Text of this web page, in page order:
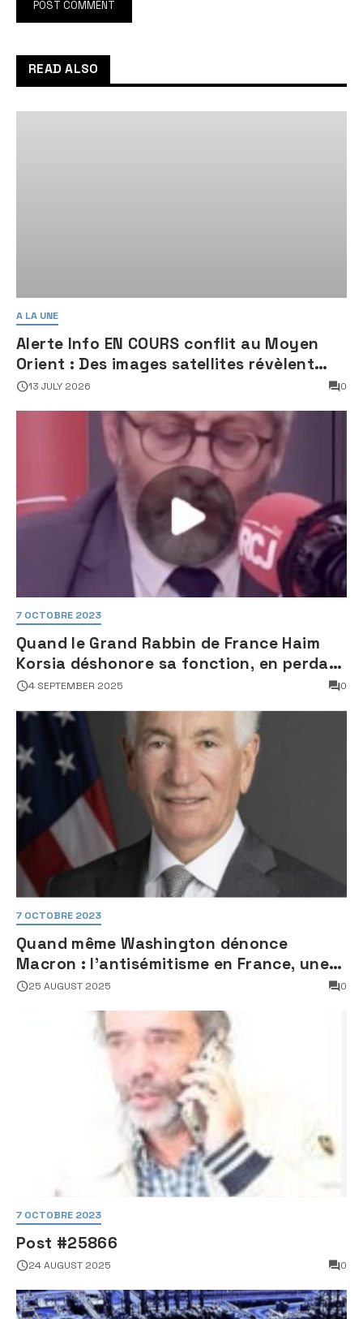
READ ALSO
A LA UNE
Alerte Info EN COURS conflit au Moyen
Orient : Des images satellites révèlent
une activité jugée « inquiétante » sur
13 JULY 2026 0
7 OCTOBRE 2023
Quand le Grand Rabbin de France Haim
Korsia déshonore sa fonction, en perdant
son sang froid
4 SEPTEMBER 2025 0
7 OCTOBRE 2023
Quand même Washington dénonce
Macron : l’antisémitisme en France, une
faillite d’État
25 AUGUST 2025 0
7 OCTOBRE 2023
Post #25866
24 AUGUST 2025 0